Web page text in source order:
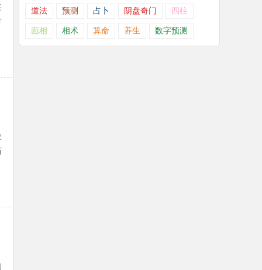
道法 预测 占卜 阴盘奇门 四柱
面相 相术 算命 养生 数字预测